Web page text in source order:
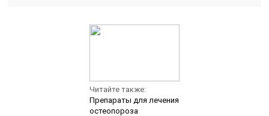
Читайте также:
Препараты для лечения
остеопороза